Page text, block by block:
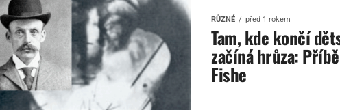
RŮZNÉ před 1 rokem
Tam, kde končí
začíná hrůza:
Fishe